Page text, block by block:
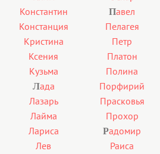
Константин
Констанция
Кристина
Ксения
Кузьма
Лада
Лазарь
Лайма
Лариса
Лев
Павел
Пелагея
Петр
Платон
Полина
Порфирий
Прасковья
Прохор
Радомир
Раиса